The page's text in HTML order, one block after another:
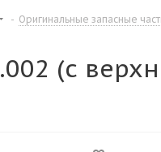
- Оригинальные запасные
(с